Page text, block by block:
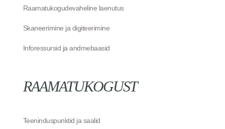
Raamatukogudevaheline laenutus
Skaneerimine ja digiteerimine
Inforessursid ja andmebaasid
RAAMATUKOGUST
Teeninduspunktid ja saalid